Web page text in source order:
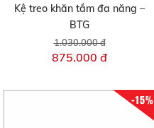
Kệ treo khăn tắm đa năng –
BTG
1.030.000 đ
875.000 đ
-15%